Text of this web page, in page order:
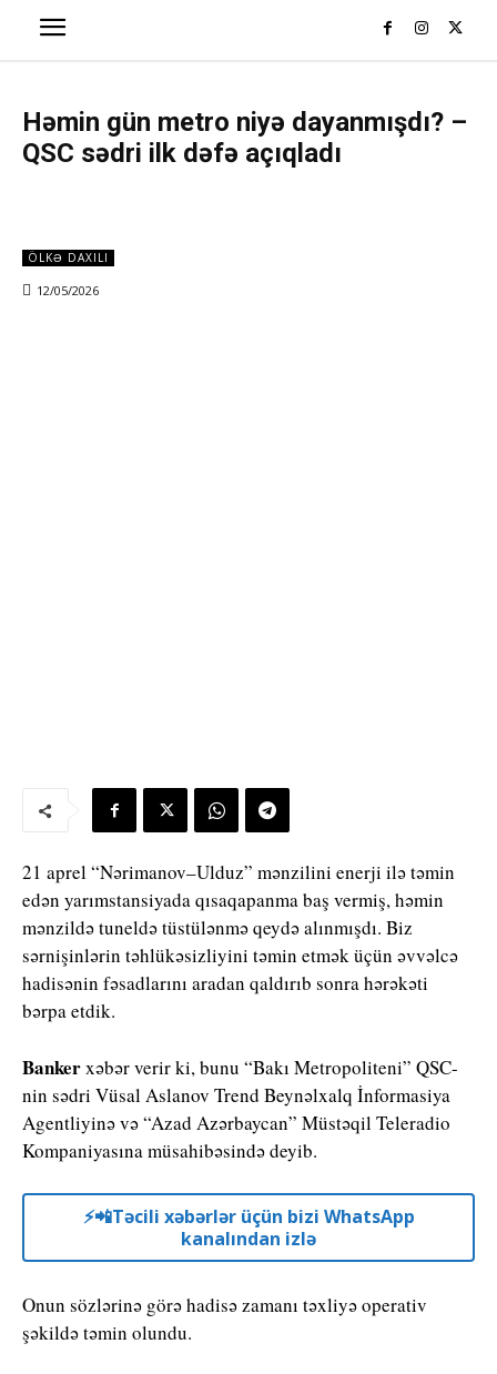
Həmin gün metro niyə dayanmışdı? –
QSC sədri ilk dəfə açıqladı
ÖLKƏ DAXILI
12/05/2026
21 aprel “Nərimanov–Ulduz” mənzilini enerji ilə təmin
edən yarımstansiyada qısaqapanma baş vermiş, həmin
mənzildə tuneldə tüstülənmə qeydə alınmışdı. Biz
sərnişinlərin təhlükəsizliyini təmin etmək üçün əvvəlcə
hadisənin fəsadlarını aradan qaldırıb sonra hərəkəti
bərpa etdik.
Bankerxəbər verir ki, bunu “Bakı Metropoliteni” QSC-
nin sədri Vüsal Aslanov Trend Beynəlxalq İnformasiya
Agentliyinə və “Azad Azərbaycan” Müstəqil Teleradio
Kompaniyasına müsahibəsində deyib.
⚡️📲Təcili xəbərlər üçün bizi WhatsApp
kanalından izlə
Onun sözlərinə görə hadisə zamanı təxliyə operativ
şəkildə təmin olundu.